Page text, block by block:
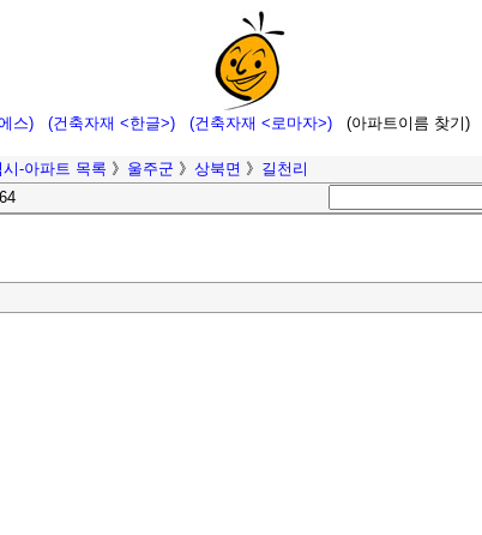
스) (건축자재 <한글>) (건축자재 <로마자>) (아파트이름 찾기)
-아파트 목록 》 울주군 》 상북면 》 길천리